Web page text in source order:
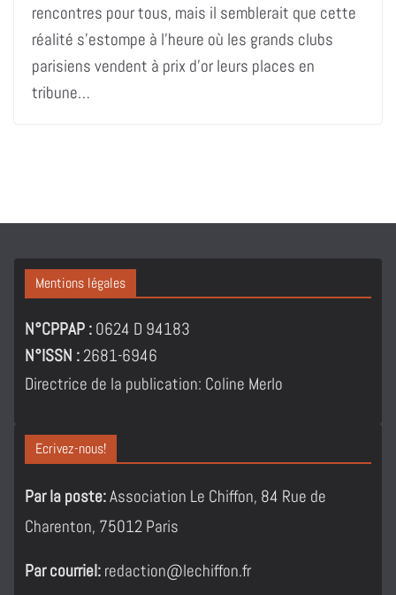
rencontres pour tous, mais il semblerait que cette
réalité s’estompe à l’heure où les grands clubs
parisiens vendent à prix d’or leurs places en
tribune…
Mentions légales
N°CPPAP : 0624 D 94183
N°ISSN :2681-6946
Directrice de la publication: Coline Merlo
Ecrivez-nous!
Par la poste:Association Le Chiffon, 84 Rue de
Charenton, 75012 Paris
Par courriel: redaction@lechiffon.fr